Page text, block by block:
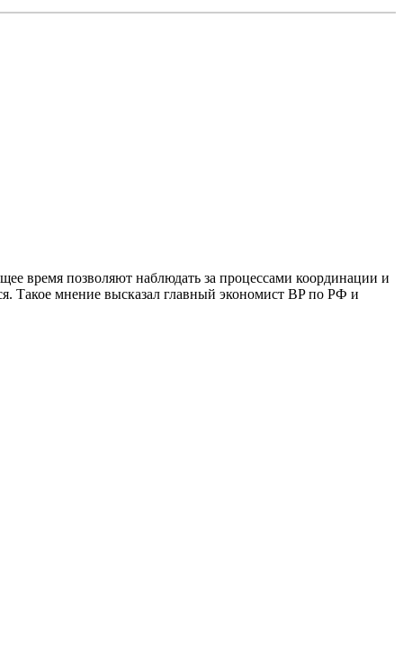
время позволяют наблюдать за процессами координации и
Такое мнение высказал главный экономист BP по РФ и